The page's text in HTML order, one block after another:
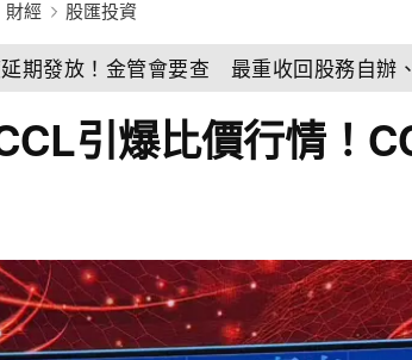
財經 股匯投資
期發放！金管會要查 最重收回股務自辦
引爆比價行情！